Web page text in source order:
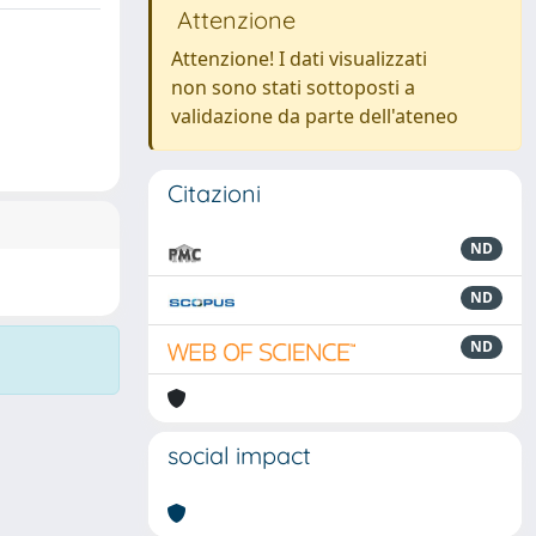
Attenzione
Attenzione! I dati visualizzati
non sono stati sottoposti a
validazione da parte dell'ateneo
Citazioni
ND
ND
ND
social impact